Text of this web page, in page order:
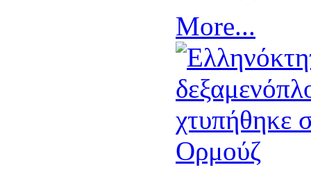
More...